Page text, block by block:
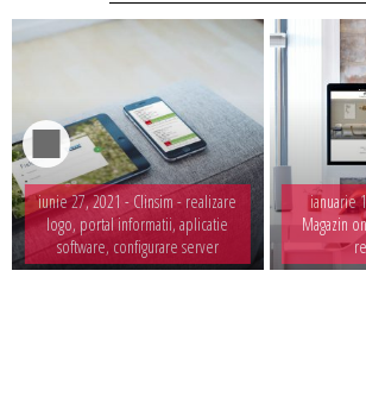
iunie 27, 2021 - Clinsim - realizare
logo, portal informatii, aplicatie
software, configurare server
ianuarie
Magazin